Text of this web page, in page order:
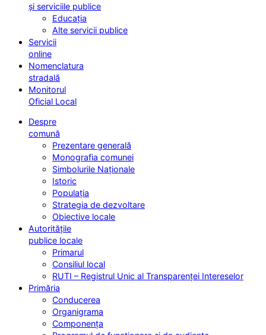
și serviciile publice
Educația
Alte servicii publice
Servicii
online
Nomenclatura
stradală
Monitorul
Oficial Local
Despre
comună
Prezentare generală
Monografia comunei
Simbolurile Naționale
Istoric
Populația
Strategia de dezvoltare
Obiective locale
Autoritățile
publice locale
Primarul
Consiliul local
RUTI – Registrul Unic al Transparenței Intereselor
Primăria
Conducerea
Organigrama
Componența